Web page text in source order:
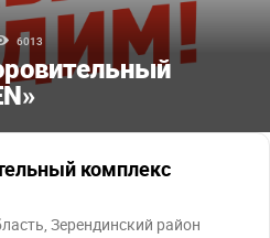
6013
комплекс
Зерендинский район